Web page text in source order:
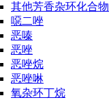
其他芳香杂环化合物
噁二唑
恶嗪
恶唑
恶唑烷
恶唑啉
氧杂环丁烷